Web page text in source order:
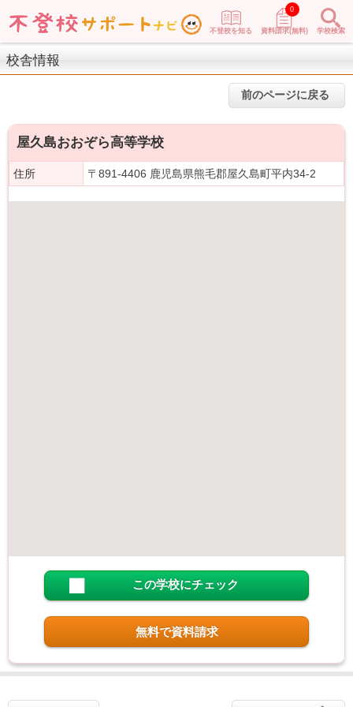
不登校を知る 資料請求(無料)
0
学校検索
校舎情報
前のページに戻る
屋久島おおぞら高等学校
住所 〒891-4406 鹿児島県熊毛郡屋久島町平内34-2
この学校にチェック
無料で資料請求